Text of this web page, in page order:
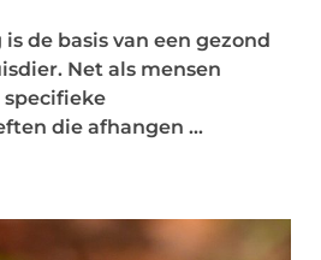
de basis van een gezond
Net als mensen
die afhangen ...